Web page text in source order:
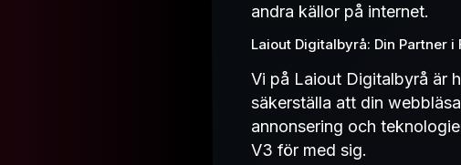
andra källor på internet.
Laiout Digitalbyrå: Din Partner i
Vi på Laiout Digitalbyrå är
säkerställa att din
annonsering och
V3 för med sig.